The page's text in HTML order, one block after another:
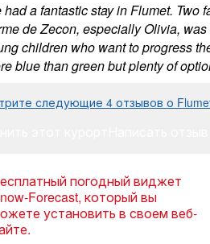
had a fantastic stay in Flumet.
de Zecon, especially Olivia,
children who want to progress
blue than green but plenty of
следующие 4 отзывов о
погодный виджет
Forecast, который вы
установить в своем веб-